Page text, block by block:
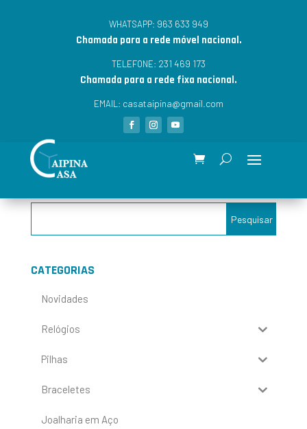
WHATSAPP: 963 633 949
Chamada para a rede móvel nacional.
TELEFONE: 231 469 173
Chamada para a rede fixa nacional.
EMAIL: casataipina@gmail.com
CATEGORIAS
Novidades
Relógios
Pilhas
Braceletes
Joalharia em Aço